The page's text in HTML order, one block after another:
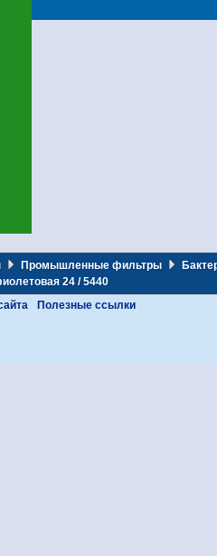
Промышленные фильтры
24 / 5440
Полезные ссылки